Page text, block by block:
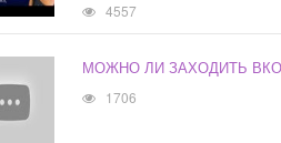
4557
МОЖНО ЛИ ЗАХОДИТЬ
1706